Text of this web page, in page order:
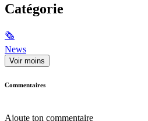
Catégorie
🗞
News
Voir moins
Commentaires
Ajoute ton commentaire